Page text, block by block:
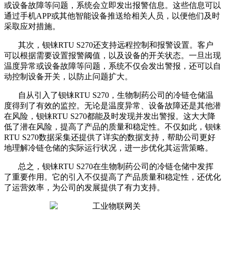
或设备故障等问题，系统会立即发出报警信息。这些信息可以
通过手机APP或其他智能设备推送给相关人员，以便他们及时
采取应对措施。
其次，钡铼RTU S270还支持远程控制和报警设置。客户
可以根据需要设置报警阈值，以及设备的开关状态。一旦出现
温度异常或设备故障等问题，系统不仅会发出警报，还可以自
动控制设备开关，以防止问题扩大。
自从引入了钡铼RTU S270，生物制药公司的冷链仓储温
度得到了有效的监控。无论是温度异常、设备故障还是其他潜
在风险，钡铼RTU S270都能及时发现并发出警报。这大大降
低了潜在风险，提高了产品的质量和稳定性。不仅如此，钡铼
RTU S270数据采集还提供了详实的数据支持，帮助公司更好
地理解冷链仓储的实际运行状况，进一步优化其运营策略。
总之，钡铼RTU S270在生物制药公司的冷链仓储中发挥
了重要作用。它的引入不仅提高了产品质量和稳定性，还优化
了运营效率，为公司的发展提供了有力支持。